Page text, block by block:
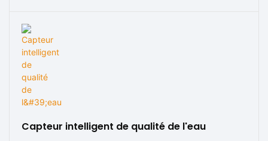
Capteur intelligent de qualité de l'eau